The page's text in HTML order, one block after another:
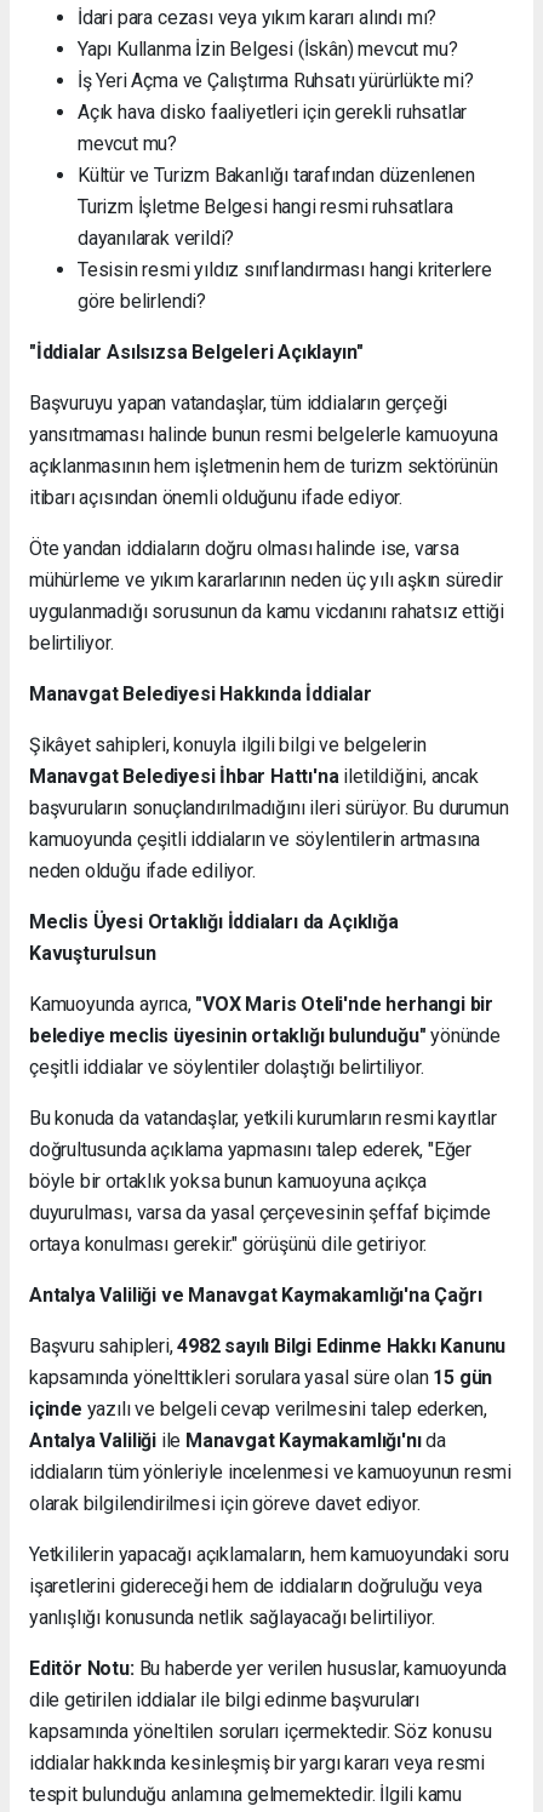
İdari para cezası veya yıkım kararı alındı mı?
Yapı Kullanma İzin Belgesi (İskân) mevcut mu?
İş Yeri Açma ve Çalıştırma Ruhsatı yürürlükte mi?
Açık hava disko faaliyetleri için gerekli ruhsatlar
mevcut mu?
Kültür ve Turizm Bakanlığı tarafından düzenlenen
Turizm İşletme Belgesi hangi resmi ruhsatlara
dayanılarak verildi?
Tesisin resmi yıldız sınıflandırması hangi kriterlere
göre belirlendi?
"İddialar Asılsızsa Belgeleri Açıklayın"
Başvuruyu yapan vatandaşlar, tüm iddiaların gerçeği
yansıtmaması halinde bunun resmi belgelerle kamuoyuna
açıklanmasının hem işletmenin hem de turizm sektörünün
itibarı açısından önemli olduğunu ifade ediyor.
Öte yandan iddiaların doğru olması halinde ise, varsa
mühürleme ve yıkım kararlarının neden üç yılı aşkın süredir
uygulanmadığı sorusunun da kamu vicdanını rahatsız ettiği
belirtiliyor.
Manavgat Belediyesi Hakkında İddialar
Şikâyet sahipleri, konuyla ilgili bilgi ve belgelerin
Manavgat Belediyesi İhbar Hattı'nailetildiğini, ancak
başvuruların sonuçlandırılmadığını ileri sürüyor. Bu durumun
kamuoyunda çeşitli iddiaların ve söylentilerin artmasına
neden olduğu ifade ediliyor.
Meclis Üyesi Ortaklığı İddiaları da Açıklığa
Kavuşturulsun
Kamuoyunda ayrıca, "VOX Maris Oteli'nde herhangi bir
belediye meclis üyesinin ortaklığı bulunduğu" yönünde
çeşitli iddialar ve söylentiler dolaştığı belirtiliyor.
Bu konuda da vatandaşlar, yetkili kurumların resmi kayıtlar
doğrultusunda açıklama yapmasını talep ederek, "Eğer
böyle bir ortaklık yoksa bunun kamuoyuna açıkça
duyurulması, varsa da yasal çerçevesinin şeffaf biçimde
ortaya konulması gerekir." görüşünü dile getiriyor.
Antalya Valiliği ve Manavgat Kaymakamlığı'na Çağrı
Başvuru sahipleri,4982 sayılı Bilgi Edinme Hakkı Kanunu
kapsamında yönelttikleri sorulara yasal süre olan 15 gün
içinde yazılı ve belgeli cevap verilmesini talep ederken,
Antalya Valiliğiile Manavgat Kaymakamlığı'nıda
iddiaların tüm yönleriyle incelenmesi ve kamuoyunun resmi
olarak bilgilendirilmesi için göreve davet ediyor.
Yetkililerin yapacağı açıklamaların, hem kamuoyundaki soru
işaretlerini gidereceği hem de iddiaların doğruluğu veya
yanlışlığı konusunda netlik sağlayacağı belirtiliyor.
Editör Notu:Bu haberde yer verilen hususlar, kamuoyunda
dile getirilen iddialar ile bilgi edinme başvuruları
kapsamında yöneltilen soruları içermektedir. Söz konusu
iddialar hakkında kesinleşmiş bir yargı kararı veya resmi
tespit bulunduğu anlamına gelmemektedir. İlgili kamu